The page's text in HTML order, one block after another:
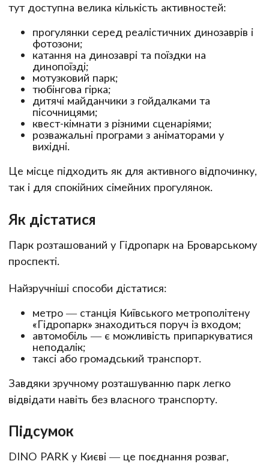
тут доступна велика кількість активностей:
прогулянки серед реалістичних динозаврів і
фотозони;
катання на динозаврі та поїздки на
динопоїзді;
мотузковий парк;
тюбінгова гірка;
дитячі майданчики з гойдалками та
пісочницями;
квест-кімнати з різними сценаріями;
розважальні програми з аніматорами у
вихідні.
Це місце підходить як для активного відпочинку,
так і для спокійних сімейних прогулянок.
Як дістатися
Парк розташований у Гідропарк на Броварському
проспекті.
Найзручніші способи дістатися:
метро — станція Київського метрополітену
«Гідропарк» знаходиться поруч із входом;
автомобіль — є можливість припаркуватися
неподалік;
таксі або громадський транспорт.
Завдяки зручному розташуванню парк легко
відвідати навіть без власного транспорту.
Підсумок
DINO PARK у Києві — це поєднання розваг,